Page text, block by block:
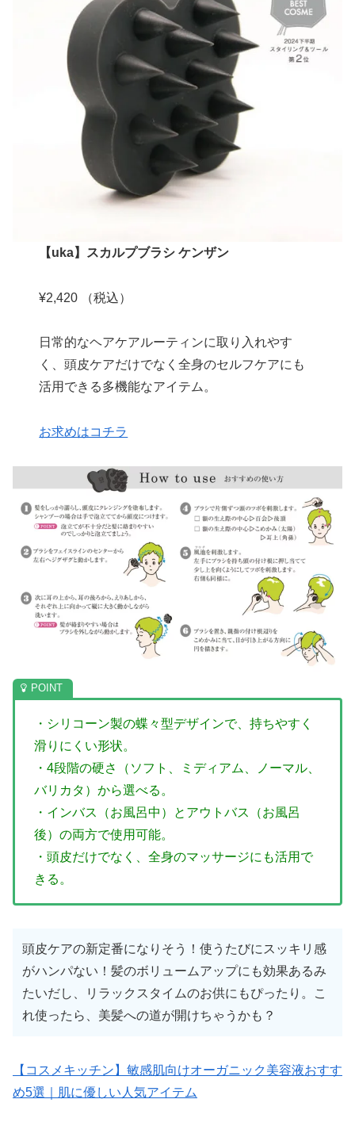
【uka】スカルプブラシ ケンザン
¥2,420 （税込）
日常的なヘアケアルーティンに取り入れやす
く、頭皮ケアだけでなく全身のセルフケアにも
活用できる多機能なアイテム。
お求めはコチラ
・シリコーン製の蝶々型デザインで、持ちやすく
滑りにくい形状。
・4段階の硬さ（ソフト、ミディアム、ノーマル、
バリカタ）から選べる。
・インバス（お風呂中）とアウトバス（お風呂
後）の両方で使用可能。
・頭皮だけでなく、全身のマッサージにも活用で
きる。
頭皮ケアの新定番になりそう！使うたびにスッキリ感
がハンパない！髪のボリュームアップにも効果あるみ
たいだし、リラックスタイムのお供にもぴったり。こ
れ使ったら、美髪への道が開けちゃうかも？
【コスメキッチン】敏感肌向けオーガニック美容液おすす
め5選｜肌に優しい人気アイテム